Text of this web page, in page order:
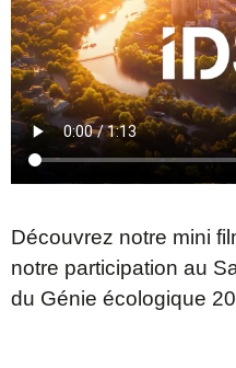
Découvrez notre mini
notre participation au
du Génie écologique